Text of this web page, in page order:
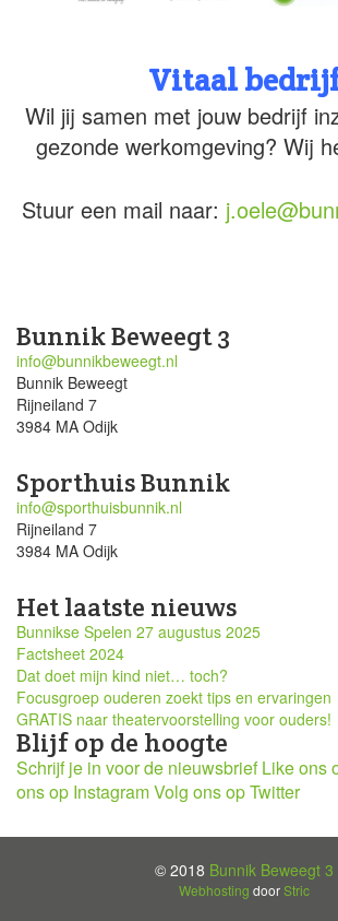
Vitaal
Wil jij samen met jouw bedrijf
gezonde werkomgeving? Wij
Stuur een mail naar:
Bunnik Beweegt 3
info@bunnikbeweegt.nl
Bunnik Beweegt
Rijneiland 7
3984 MA Odijk
Sporthuis Bunnik
info@sporthuisbunnik.nl
Rijneiland 7
3984 MA Odijk
Het laatste nieuws
Bunnikse Spelen 27 augustus 2025
Factsheet 2024
Dat doet mijn kind niet… toch?
Focusgroep ouderen zoekt tips en ervaringen
GRATIS naar theatervoorstelling voor ouders!
Blijf op de hoogte
Schrijf je in voor de nieuwsbrief Like ons
ons op InstagramVolg ons op Twitter
© 2018 Bunnik Beweegt 3
Webhosting doorStric